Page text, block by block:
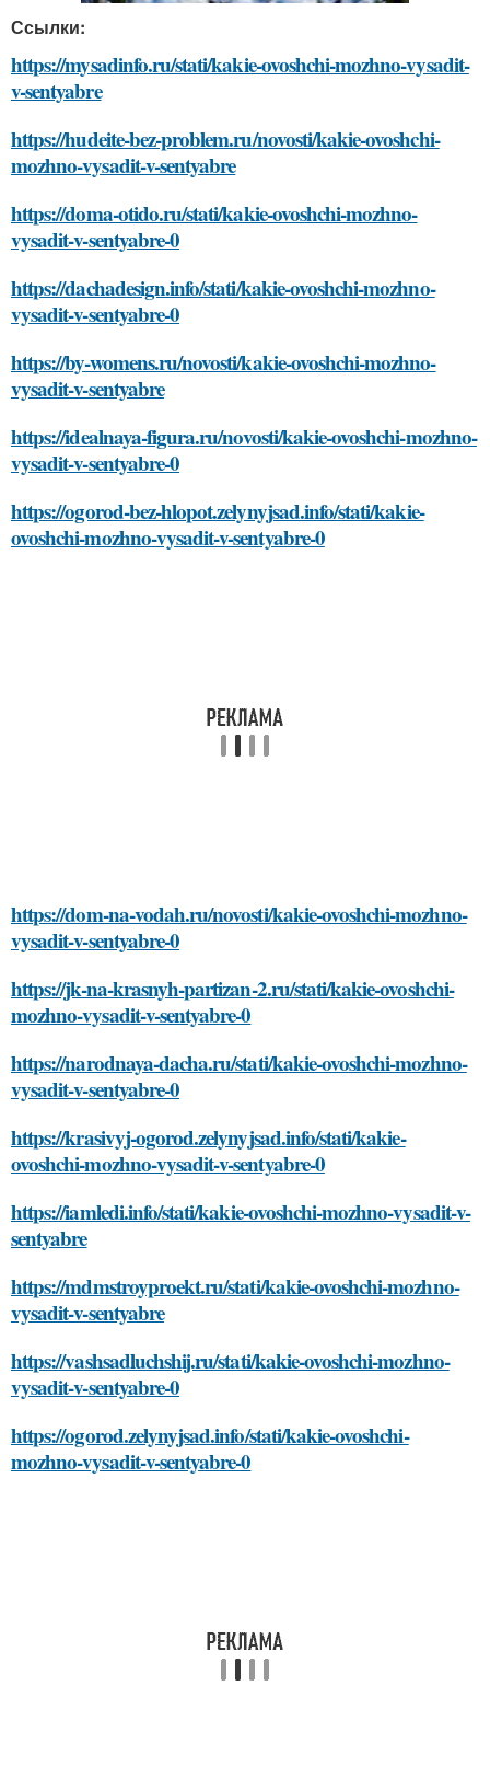
Ссылки:
https://mysadinfo.ru/stati/kakie-ovoshchi-mozhno-vysadit-
v-sentyabre
https://hudeite-bez-problem.ru/novosti/kakie-ovoshchi-
mozhno-vysadit-v-sentyabre
https://doma-otido.ru/stati/kakie-ovoshchi-mozhno-
vysadit-v-sentyabre-0
https://dachadesign.info/stati/kakie-ovoshchi-mozhno-
vysadit-v-sentyabre-0
https://by-womens.ru/novosti/kakie-ovoshchi-mozhno-
vysadit-v-sentyabre
https://idealnaya-figura.ru/novosti/kakie-ovoshchi-mozhno-
vysadit-v-sentyabre-0
https://ogorod-bez-hlopot.zelynyjsad.info/stati/kakie-
ovoshchi-mozhno-vysadit-v-sentyabre-0
https://dom-na-vodah.ru/novosti/kakie-ovoshchi-mozhno-
vysadit-v-sentyabre-0
https://jk-na-krasnyh-partizan-2.ru/stati/kakie-ovoshchi-
mozhno-vysadit-v-sentyabre-0
https://narodnaya-dacha.ru/stati/kakie-ovoshchi-mozhno-
vysadit-v-sentyabre-0
https://krasivyj-ogorod.zelynyjsad.info/stati/kakie-
ovoshchi-mozhno-vysadit-v-sentyabre-0
https://iamledi.info/stati/kakie-ovoshchi-mozhno-vysadit-v-
sentyabre
https://mdmstroyproekt.ru/stati/kakie-ovoshchi-mozhno-
vysadit-v-sentyabre
https://vashsadluchshij.ru/stati/kakie-ovoshchi-mozhno-
vysadit-v-sentyabre-0
https://ogorod.zelynyjsad.info/stati/kakie-ovoshchi-
mozhno-vysadit-v-sentyabre-0